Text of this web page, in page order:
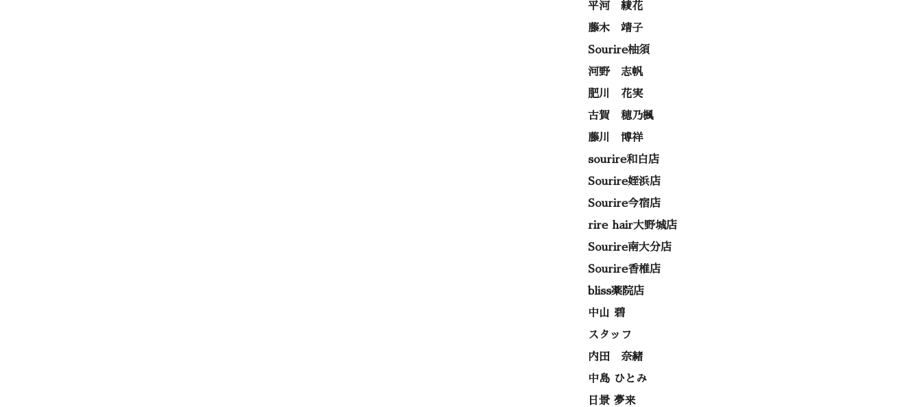
平河 綾花
藤木 靖子
Sourire柚須
河野 志帆
肥川 花実
古賀 穂乃楓
藤川 博祥
sourire和白店
Sourire姪浜店
Sourire今宿店
rire hair大野城店
Sourire南大分店
Sourire香椎店
bliss薬院店
中山 碧
スタッフ
内田 奈緒
中島 ひとみ
日景 夢来